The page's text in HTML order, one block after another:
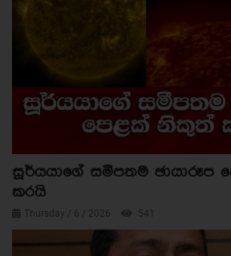
සූර්යයාගේ සමීපතම ඡායාරූප
කරයි
Thursday / 6 / 2026 541